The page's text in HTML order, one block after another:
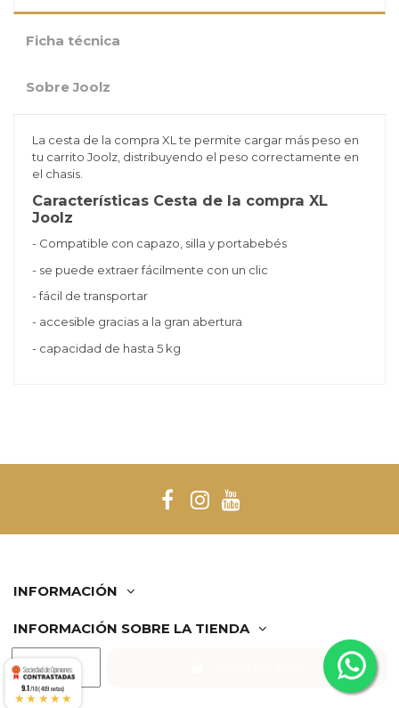
Ficha técnica
Sobre Joolz
La cesta de la compra XL te permite cargar más peso en
tu carrito Joolz, distribuyendo el peso correctamente en
el chasis.
Características Cesta de la compra XL
Joolz
- Compatible con capazo, silla y portabebés
- se puede extraer fácilmente con un clic
- fácil de transportar
- accesible gracias a la gran abertura
- capacidad de hasta 5 kg
INFORMACIÓN
INFORMACIÓN SOBRE LA TIENDA
Comerciante aprobado por la Sociedad de Opiniones
Contrastadas, haga clic aquí para mostrar el certificado.
9.1/10 (409 notas)
★★★★★